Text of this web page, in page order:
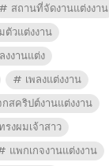
สถานที่จัดงานแต่งงาน
ตัวแต่งงาน
งงานแต่ง
เพลงแต่งงาน
สคริปต์งานแต่งงาน
รงผมเจ้าสาว
แพกเกจงานแต่งงาน